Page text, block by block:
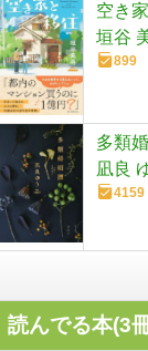
空き
垣谷
899
多類
凪良
4159
読んでる本(3